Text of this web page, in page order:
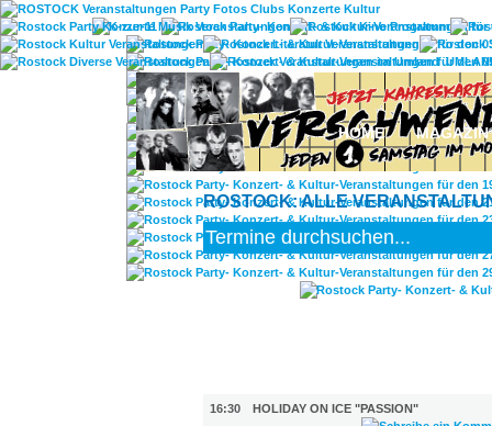
HOME MAGAZIN
ROSTOCK: ALLE
16:30
HOLIDAY ON ICE "PASSION"